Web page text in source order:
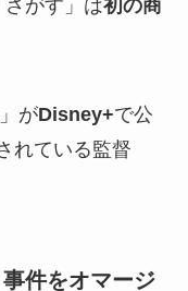
がす」は初の商
がDisney+で公
れている監督
件をオマージ